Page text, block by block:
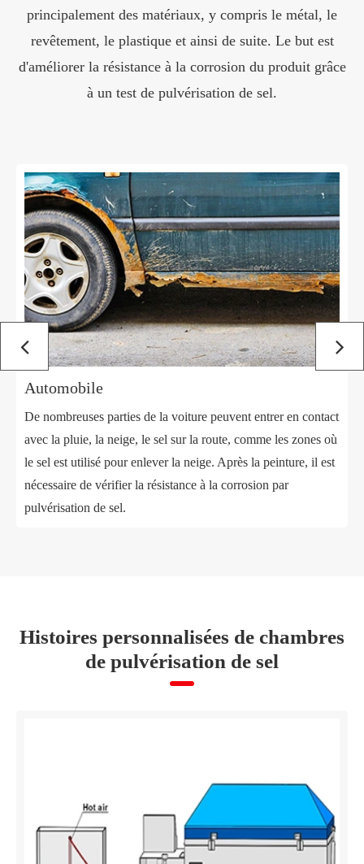
principalement des matériaux, y compris le métal, le
revêtement, le plastique et ainsi de suite. Le but est
d'améliorer la résistance à la corrosion du produit grâce
à un test de pulvérisation de sel.
Automobile
De nombreuses parties de la voiture peuvent entrer en contact
avec la pluie, la neige, le sel sur la route, comme les zones où
le sel est utilisé pour enlever la neige. Après la peinture, il est
nécessaire de vérifier la résistance à la corrosion par
pulvérisation de sel.
Histoires personnalisées de chambres
de pulvérisation de sel